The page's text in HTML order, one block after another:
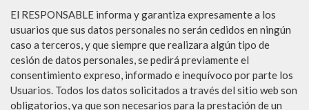
El RESPONSABLE informa y garantiza expresamente a los
usuarios que sus datos personales no serán cedidos en ningún
caso a terceros, y que siempre que realizara algún tipo de
cesión de datos personales, se pedirá previamente el
consentimiento expreso, informado e inequívoco por parte los
Usuarios. Todos los datos solicitados a través del sitio web son
obligatorios, ya que son necesarios para la prestación de un